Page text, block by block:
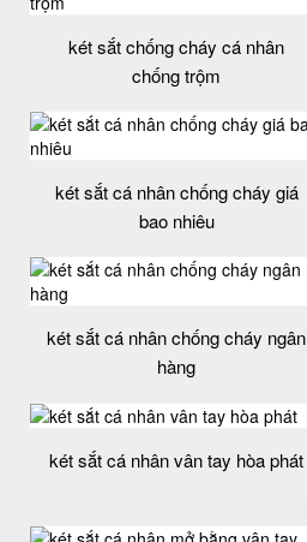
két sắt chống cháy cá nhân
chống trộm
két sắt cá nhân chống cháy giá
bao nhiêu
két sắt cá nhân chống cháy ngân
hàng
két sắt cá nhân vân tay hòa phát